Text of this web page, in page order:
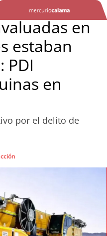
en
estaban
PDI
en
por el delito de